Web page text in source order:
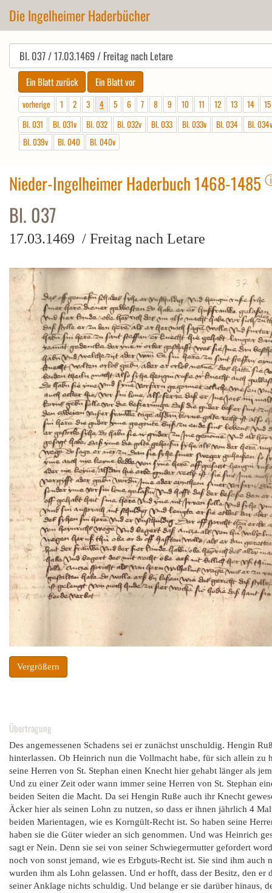
Die Ingelheimer Haderbücher
vorherige 1 2 3 4 5 6 7 8 9 10 11 12 13 14
15
Bl. 031
Bl. 031v Bl. 032 Bl. 032v Bl. 033 Bl. 033v Bl. 034
Bl. 034v
Bl. 039v
Bl. 040 Bl. 040v
Nieder-Ingelheimer Haderbuch 1468-1485
Bl. 037
17.03.1469 / Freitag nach Letare
Vergrößern
Übertragung
Des angemessenen Schadens sei er zunächst unschuldig. Hengin
hinterlassen. Ob Heinrich nun die Vollmacht habe, für sich allein zu
seine Herren von St. Stephan einen Knecht hier gehabt länger als
Und zu einer Zeit oder wann immer seine Herren von St. Stephan
beiden Seiten die Macht. Da sei Hengin Ruße auch ihr Knecht
Äcker hier als seinen Lohn zu nutzen, so dass er ihnen jährlich 4
beiden Marientagen, wie es Korngült-Recht ist. So haben seine
haben sie die Güter wieder an sich genommen. Und was Heinrich
sagt er Nein. Denn sie sei von seiner Schwiegermutter gefordert
noch von sonst jemand, wie es Erbguts-Recht ist. Sie sind ihm
wurden ihm als Lohn gelassen. Und er hofft, dass der Besitz, den
seiner Anklage nichts schuldig. Und belange er sie darüber hinaus,